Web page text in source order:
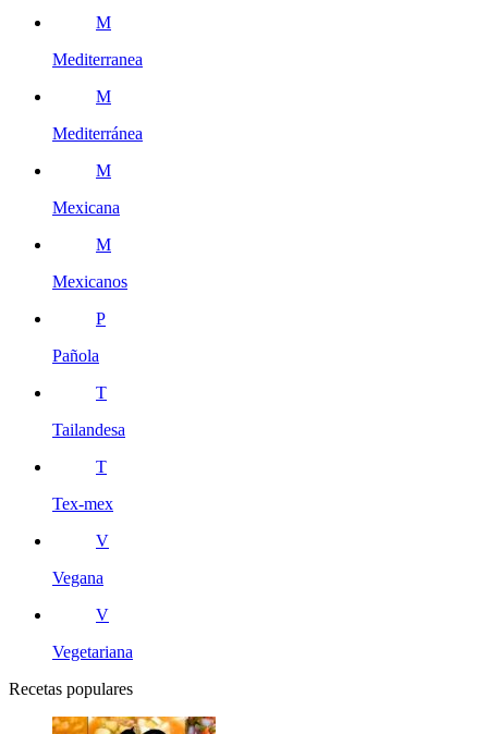
M
Mediterranea
M
Mediterránea
M
Mexicana
M
Mexicanos
P
Pañola
T
Tailandesa
T
Tex-mex
V
Vegana
V
Vegetariana
Recetas populares